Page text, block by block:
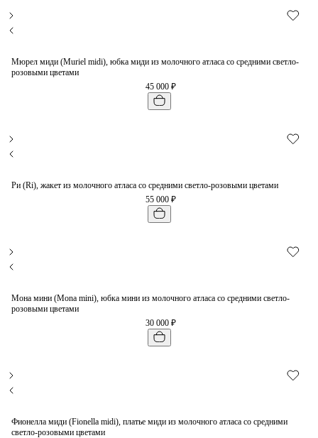
Мюрел миди (Muriel midi), юбка миди из молочного атласа со средними светло-
розовыми цветами
45 000 ₽
Ри (Ri), жакет из молочного атласа со средними светло-розовыми цветами
55 000 ₽
Мона мини (Mona mini), юбка мини из молочного атласа со средними светло-
розовыми цветами
30 000 ₽
Фионелла миди (Fionella midi), платье миди из молочного атласа со средними
светло-розовыми цветами